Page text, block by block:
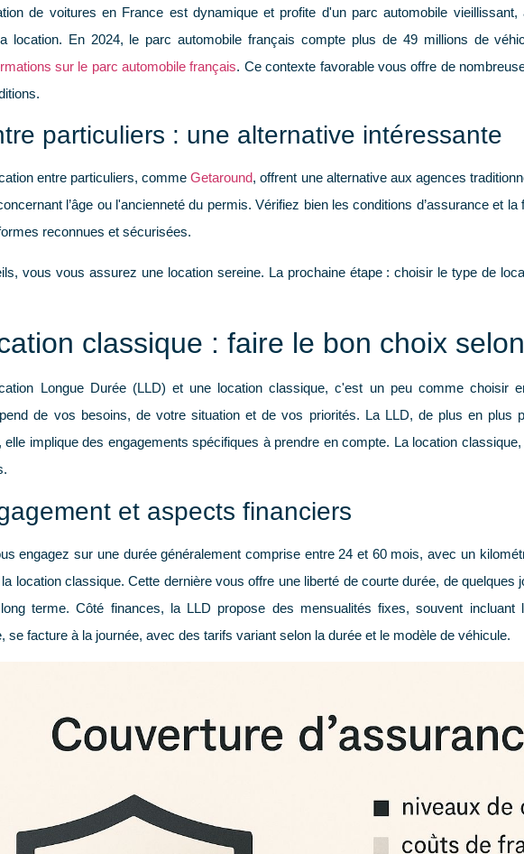
de voitures en France est dynamique et profite d'un parc automobile vieillissant,
location. En 2024, le parc automobile français compte plus de 49 millions de
sur le parc automobile français. Ce contexte favorable vous offre de
particuliers : une alternative intéressante
entre particuliers, commeGetaround, offrent une alternative aux agences
l’âge ou l'ancienneté du permis. Vérifiez bien les conditions d’assurance et
reconnues et sécurisées.
vous vous assurez une location sereine. La prochaine étape : choisir le type de
classique : faire le bon choix
Longue Durée (LLD) et une location classique, c'est un peu comme choisir
de vos besoins, de votre situation et de vos priorités. La LLD, de plus en plus
elle implique des engagements spécifiques à prendre en compte. La location
et aspects financiers
engagez sur une durée généralement comprise entre 24 et 60 mois, avec un
location classique. Cette dernière vous offre une liberté de courte durée, de
terme. Côté finances, la LLD propose des mensualités fixes, souvent incluant
se facture à la journée, avec des tarifs variant selon la durée et le modèle de véhicule.